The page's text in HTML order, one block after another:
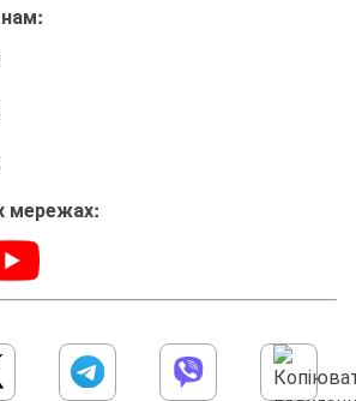
мережах: